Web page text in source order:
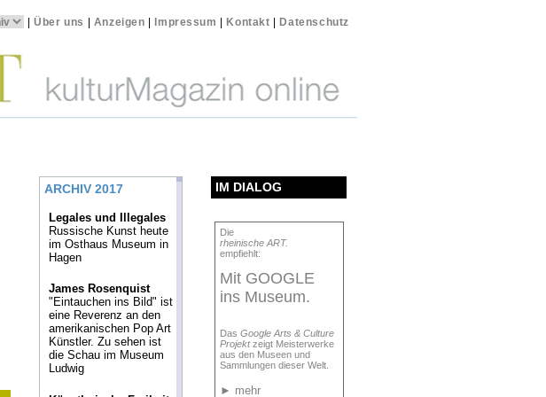
|Über uns Anzeigen Impressum Kontakt Datenschutz
IM DIALOG
Die
rheinische ART.
empfiehlt:
Mit GOOGLE
ins Museum.
Das Google Arts & Culture
Projektzeigt Meisterwerke
aus den Museen und
Sammlungen dieser Welt.
► mehr
ARCHIV 2017
Legales und Illegales
Russische Kunst heute
im Osthaus Museum in
Hagen
James Rosenquist
"Eintauchen ins Bild" ist
eine Reverenz an den
amerikanischen Pop Art
Künstler. Zu sehen ist
die Schau im Museum
Ludwig